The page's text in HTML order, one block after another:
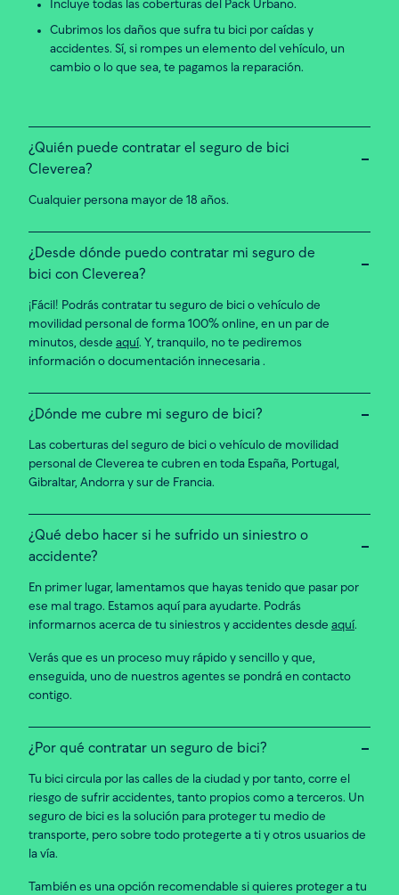
Incluye todas las coberturas del Pack Urbano.
Cubrimos los daños que sufra tu bici por caídas y
accidentes. Sí, si rompes un elemento del vehículo, un
cambio o lo que sea, te pagamos la reparación.
¿Quién puede contratar el seguro de bici
Cleverea?
Cualquier persona mayor de 18 años.
¿Desde dónde puedo contratar mi seguro de
bici con Cleverea?
¡Fácil! Podrás contratar tu seguro de bici o vehículo de
movilidad personal de forma 100% online, en un par de
minutos, desde aquí. Y, tranquilo, no te pediremos
información o documentación innecesaria .
¿Dónde me cubre mi seguro de bici?
Las coberturas del seguro de bici o vehículo de movilidad
personal de Cleverea te cubren en toda España, Portugal,
Gibraltar, Andorra y sur de Francia.
¿Qué debo hacer si he sufrido un siniestro o
accidente?
En primer lugar, lamentamos que hayas tenido que pasar por
ese mal trago. Estamos aquí para ayudarte. Podrás
informarnos acerca de tu siniestros y accidentes desde aquí.
Verás que es un proceso muy rápido y sencillo y que,
enseguida, uno de nuestros agentes se pondrá en contacto
contigo.
¿Por qué contratar un seguro de bici?
Tu bici circula por las calles de la ciudad y por tanto, corre el
riesgo de sufrir accidentes, tanto propios como a terceros. Un
seguro de bici es la solución para proteger tu medio de
transporte, pero sobre todo protegerte a ti y otros usuarios de
la vía.
También es una opción recomendable si quieres proteger a tu